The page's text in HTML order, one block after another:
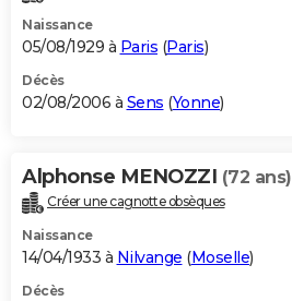
Naissance
05/08/1929 à Paris (Paris)
Décès
02/08/2006 à Sens (Yonne)
Alphonse MENOZZI (72 ans)
Créer une cagnotte obsèques
Naissance
14/04/1933 à Nilvange (Moselle)
Décès